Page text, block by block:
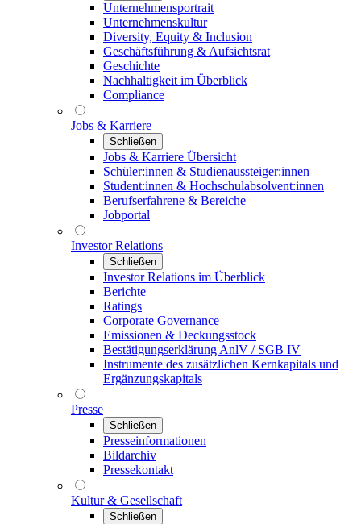
Unternehmensportrait
Unternehmenskultur
Diversity, Equity & Inclusion
Geschäftsführung & Aufsichtsrat
Geschichte
Nachhaltigkeit im Überblick
Compliance
Jobs & Karriere
Schließen
Jobs & Karriere Übersicht
Schüler:innen & Studienaussteiger:innen
Student:innen & Hochschulabsolvent:innen
Berufserfahrene & Bereiche
Jobportal
Investor Relations
Schließen
Investor Relations im Überblick
Berichte
Ratings
Corporate Governance
Emissionen & Deckungsstock
Bestätigungserklärung AnlV / SGB IV
Instrumente des zusätzlichen Kernkapitals und
Ergänzungskapitals
Presse
Schließen
Presseinformationen
Bildarchiv
Pressekontakt
Kultur & Gesellschaft
Schließen